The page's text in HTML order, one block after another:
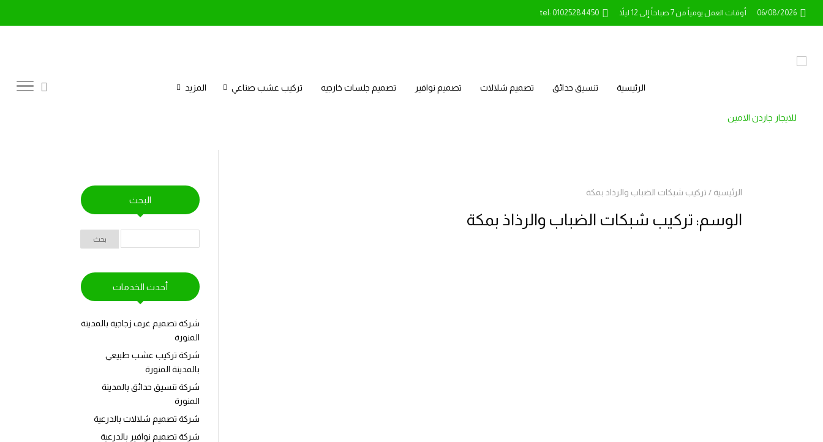
06/08/2026 أوقات العمل يومياً من 7 صباحاً إلى 12 ليلاً tel: 01025284450
الرئيسية تنسيق حدائق تصميم شلالات تصميم نوافير تصميم جلسات خارجيه تركيب عشب صناعي المزيد
الرئيسية / تركيب شبكات الضباب والرذاذ بمكة
الوسم: تركيب شبكات الضباب والرذاذ بمكة
البحث
أحدث الخدمات
شركة تصميم غرف زجاجية بالمدينة
المنورة
شركة تركيب عشب طبيعي
بالمدينة المنورة
شركة تنسيق حدائق بالمدينة
المنورة
شركة تصميم شلالات بالدرعية
شركة تصميم نوافير بالدرعية